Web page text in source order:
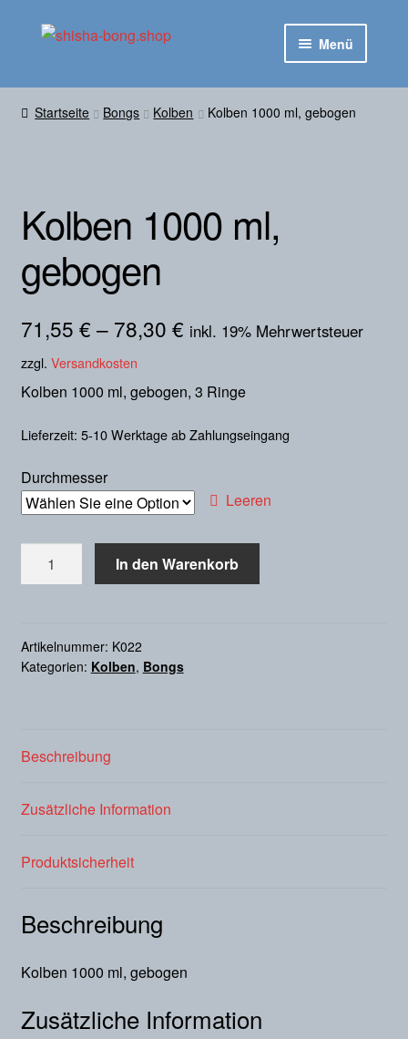
Zur
Zum
Menü
Startseite
Startseite Bongs Kolben Kolben 1000 ml, gebogen
Kolben 1000 ml,
gebogen
71,55 € – 78,30 € inkl. 19% Mehrwertsteuer
zzgl. Versandkosten
Kolben 1000 ml, gebogen, 3 Ringe
Lieferzeit: 5-10 Werktage ab Zahlungseingang
Durchmesser
Leeren
1000
Menge
In den Warenkorb
Artikelnummer: K022
Kategorien: Kolben, Bongs
Beschreibung
Zusätzliche Information
Produktsicherheit
Beschreibung
Kolben 1000 ml, gebogen
Zusätzliche Information